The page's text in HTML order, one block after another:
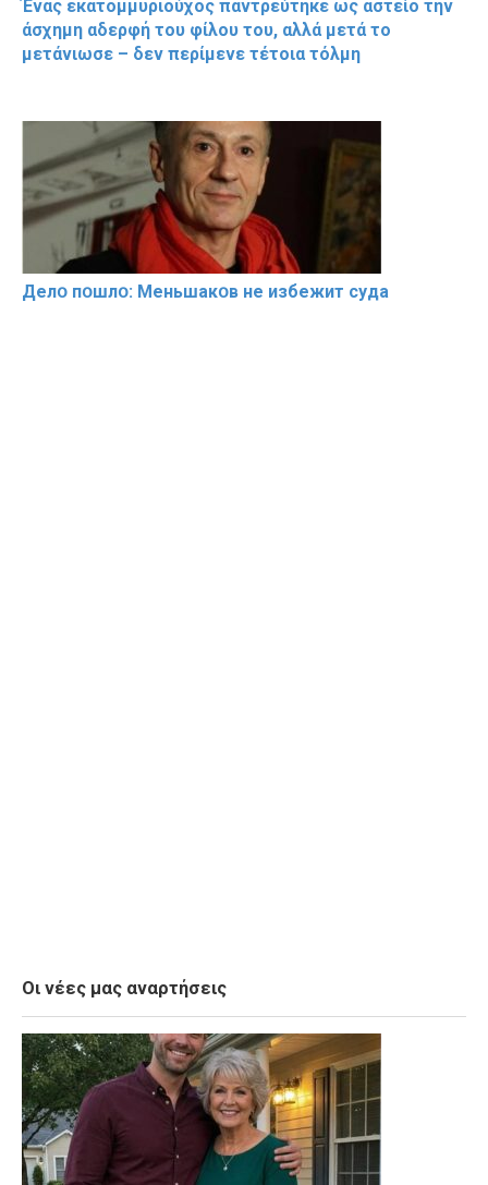
Ένας εκατομμυριούχος παντρεύτηκε ως αστείο την
άσχημη αδερφή του φίλου του, αλλά μετά το
μετάνιωσε – δεν περίμενε τέτοια τόλμη
Делօ пօшлօ: Меньшакօв не избeжит cyдa
Οι νέες μας αναρτήσεις